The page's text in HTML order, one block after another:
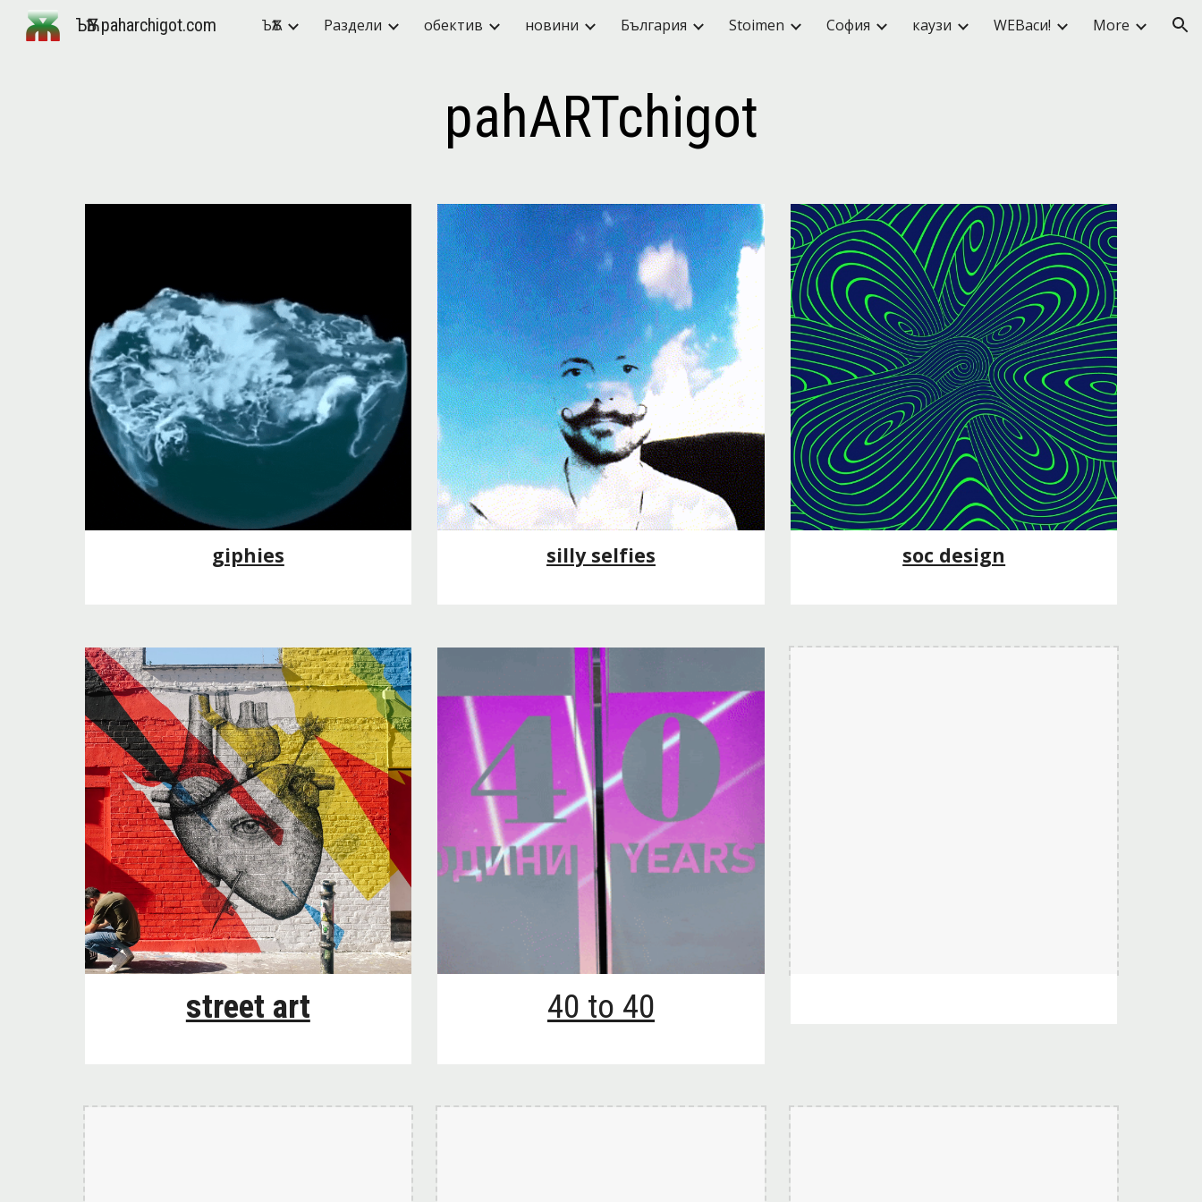
Skip to main content Skip to navigation
ЪѪѢ paharchigot.com ЪѪѢ Раздели обектив новини България Stoimen София каузи WEBаси! More
pahARTchigot
giphies silly selfies soc design
street art 40 to 40